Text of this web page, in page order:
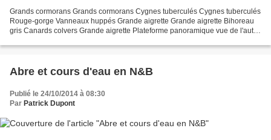
Grands cormorans Grands cormorans Cygnes tuberculés Cygnes tuberculés
Rouge-gorge Vanneaux huppés Grande aigrette Grande aigrette Bihoreau
gris Canards colvers Grande aigrette Plateforme panoramique vue de l'autre
Abre et cours d'eau en N&B
Publié le 24/10/2014 à 08:30
Par Patrick Dupont